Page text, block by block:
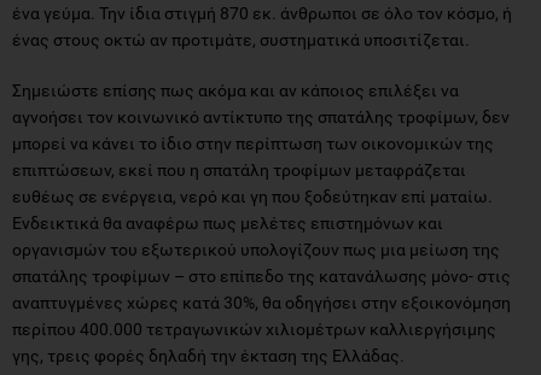
ένα γεύμα. Την ίδια στιγμή 870 εκ. άνθρωποι σε όλο τον κόσμο, ή
ένας στους οκτώ αν προτιμάτε, συστηματικά υποσιτίζεται.
Σημειώστε επίσης πως ακόμα και αν κάποιος επιλέξει να
αγνοήσει τον κοινωνικό αντίκτυπο της σπατάλης τροφίμων, δεν
μπορεί να κάνει το ίδιο στην περίπτωση των οικονομικών της
επιπτώσεων, εκεί που η σπατάλη τροφίμων μεταφράζεται
ευθέως σε ενέργεια, νερό και γη που ξοδεύτηκαν επί ματαίω.
Ενδεικτικά θα αναφέρω πως μελέτες επιστημόνων και
οργανισμών του εξωτερικού υπολογίζουν πως μια μείωση της
σπατάλης τροφίμων – στο επίπεδο της κατανάλωσης μόνο- στις
αναπτυγμένες χώρες κατά 30%, θα οδηγήσει στην εξοικονόμηση
περίπου 400.000 τετραγωνικών χιλιομέτρων καλλιεργήσιμης
γης, τρεις φορές δηλαδή την έκταση της Ελλάδας.